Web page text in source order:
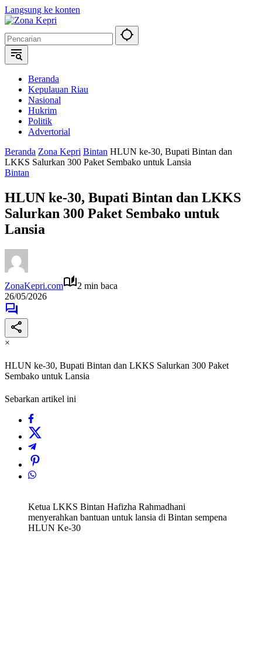
Langsung ke konten
Beranda
Kepulauan Riau
Nasional
Hukrim
Politik
Advertorial
Beranda Zona Kepri Bintan HLUN ke-30, Bupati Bintan dan
LKKS Salurkan 300 Paket Sembako untuk Lansia
Bintan
HLUN ke-30, Bupati Bintan dan LKKS
Salurkan 300 Paket Sembako untuk
Lansia
ZonaKepri.com
2 min baca
26/05/2026
×
HLUN ke-30, Bupati Bintan dan LKKS Salurkan 300 Paket
Sembako untuk Lansia
Sebarkan artikel ini
Ketua LKKS Bintan Hafizha Rahmadhani
menyerahkan bantuan untuk lansia di Bintan sempena
HLUN Ke-30